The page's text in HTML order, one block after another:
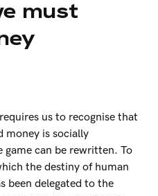
must
us to recognise that
money is socially
can be rewritten. To
the destiny of human
been delegated to the